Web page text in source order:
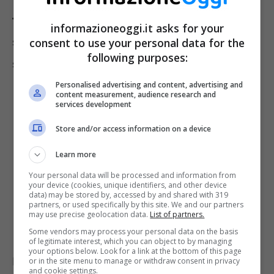
terza dose di vaccino
suo dovere di cittadino, per tutelare la sua
salute e quella degli altri.
Poi tutto è successo così, improvvisamente e
informazioneoggi.it asks for your
consent to use your personal data for the
following purposes:
Personalised advertising and content, advertising and
content measurement, audience research and
services development
Store and/or access information on a device
Learn more
Your personal data will be processed and information from
your device (cookies, unique identifiers, and other device
data) may be stored by, accessed by and shared with 319
partners, or used specifically by this site. We and our partners
may use precise geolocation data. List of partners.
Some vendors may process your personal data on the basis
of legitimate interest, which you can object to by managing
your options below. Look for a link at the bottom of this page
or in the site menu to manage or withdraw consent in privacy
and cookie settings.